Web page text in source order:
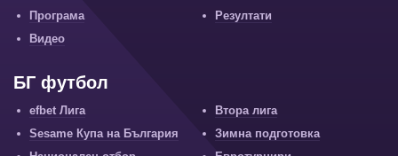
Програма
Резултати
Видео
БГ футбол
efbet Лига
Втора лига
Sesame Купа на България
Зимна подготовка